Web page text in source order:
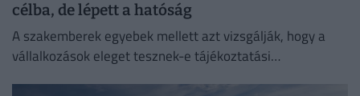
célba, de lépett a hatóság
A szakemberek egyebek mellett azt vizsgálják, hogy a
vállalkozások eleget tesznek-e tájékoztatási